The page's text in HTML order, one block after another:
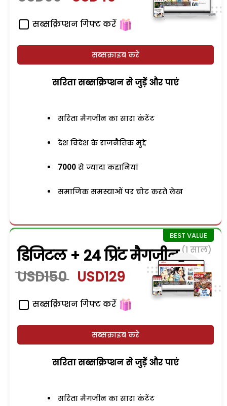
सब्सक्रिप्शन गिफ्ट करें
सब्सक्राइब करें
सरिता सब्सक्रिप्शन से जुड़ेें और पाएं
सरिता मैगजीन का सारा कंटेंट
देश विदेश के राजनैतिक मुद्दे
7000 से ज्यादा कहानियां
समाजिक समस्याओं पर चोट करते लेख
डिजिटल + 24 प्रिंट मैगजीन (1 साल)
USD150 USD129
सब्सक्रिप्शन गिफ्ट करें
सब्सक्राइब करें
सरिता सब्सक्रिप्शन से जुड़ेें और पाएं
सरिता मैगजीन का सारा कंटेंट